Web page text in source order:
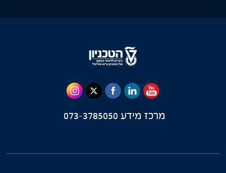
מרכז מידע